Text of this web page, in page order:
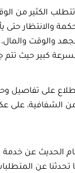
الكثير من
والانتظار حتى
والوقت والمال،
بسرعة كبير حيث
على تفاصيل
الشفافية، على
الحديث عن خدمة
كما تحدثنا عن